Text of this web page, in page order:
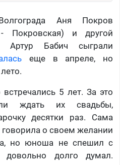
Аня Покров
Покровская) и другой
Артур Бабич сыграли
еще в апреле, но
5 лет. За это
ждать их свадьбы,
десятки раз. Сама
о своем желании
но юноша не спешил с
долго думал.